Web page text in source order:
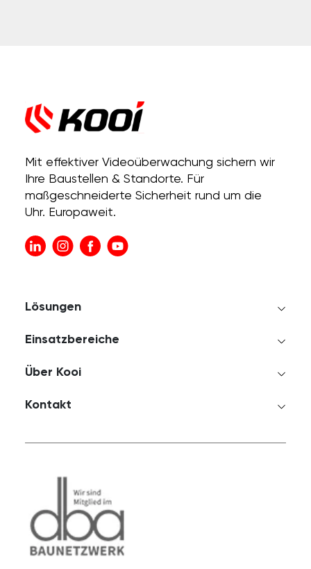
Mit effektiver Videoüberwachung sichern wir
Ihre Baustellen & Standorte. Für
maßgeschneiderte Sicherheit rund um die
Uhr. Europaweit.
Lösungen
Einsatzbereiche
Über Kooi
Kontakt